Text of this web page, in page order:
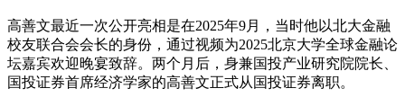
高善文最近一次公开亮相是在2025年9月，当时他以北大金融
校友联合会会长的身份，通过视频为2025北京大学全球金融论
坛嘉宾欢迎晚宴致辞。两个月后，身兼国投产业研究院院长、
国投证券首席经济学家的高善文正式从国投证券离职。